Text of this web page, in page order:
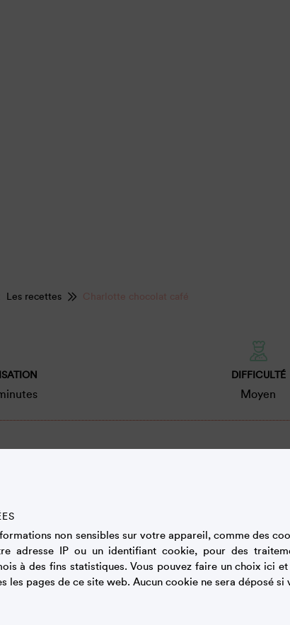
Les recettes Charlotte chocolat café
DIFFICULTÉ
Moyen
du feu y ajouter le chocolat et mélanger pour lisser.
mn au congélateur.
crème liquide restante jusqu'à obtention d'une crème
non sensibles sur votre appareil, comme des
adresse IP ou un identifiant cookie, pour des
à des fins statistiques. Vous pouvez faire un choix ici
les pages de ce site web. Aucun cookie ne sera déposé